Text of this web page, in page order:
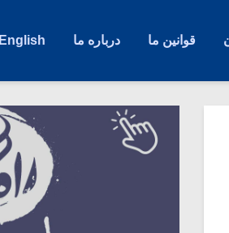
قوانین ما درباره ما English